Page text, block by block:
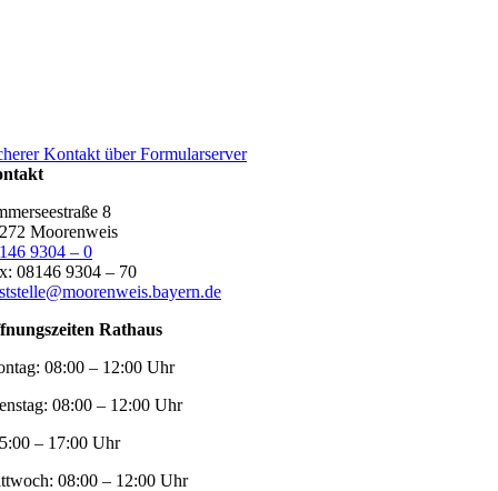
Kontakt über Formularserver
8
Moorenweis
9304 – 0
08146 9304 – 70
Rathaus
08:00 – 12:00 Uhr
08:00 – 12:00 Uhr
– 17:00 Uhr
08:00 – 12:00 Uhr